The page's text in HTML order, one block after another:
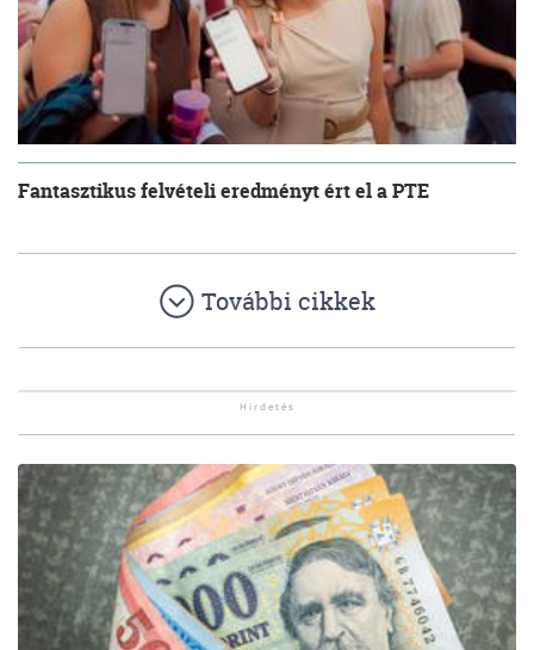
Fantasztikus felvételi eredményt ért el a PTE
További cikkek